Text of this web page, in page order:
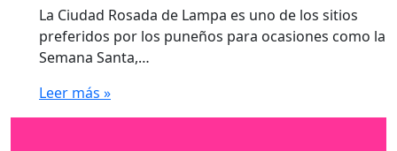
La Ciudad Rosada de Lampa es uno de los sitios
preferidos por los puneños para ocasiones como la
Semana Santa,…
Leer más »